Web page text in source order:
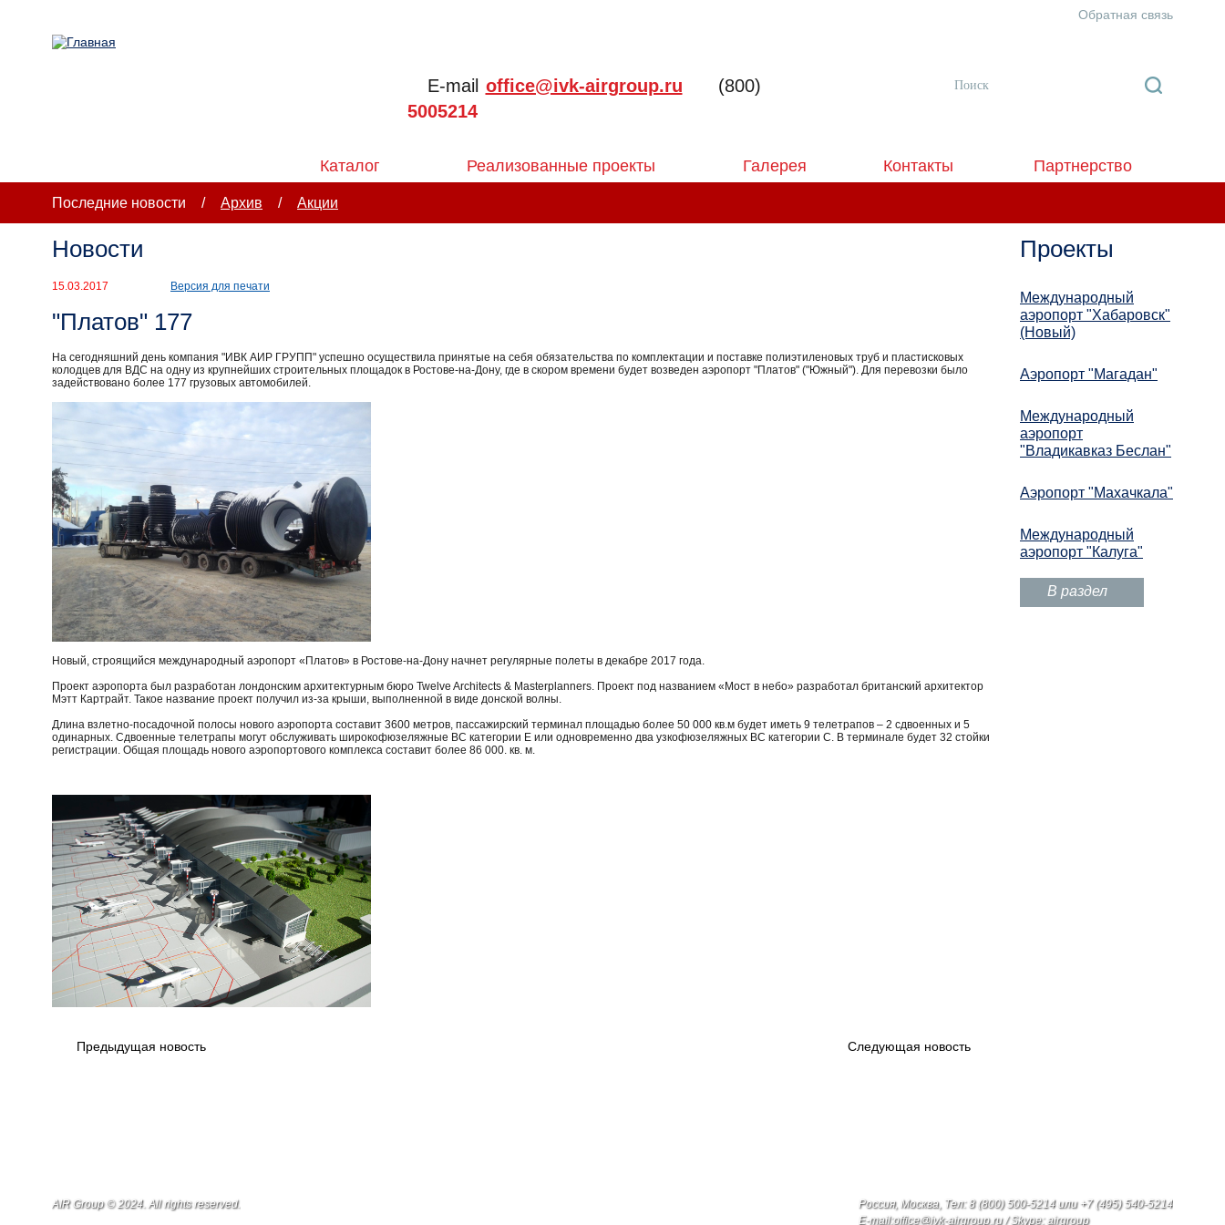
Обратная связь
E-mail office@ivk-airgroup.ru
(800)
5005214
Каталог Реализованные проекты Галерея Контакты Партнерство
Последние новости / Архив / Акции
Новости
15.03.2017 Версия для печати
"Платов" 177
На сегодняшний день компания "ИВК АИР ГРУПП" успешно осуществила принятые на себя обязательства по комплектации и поставке полиэтиленовых труб и плаcтисковых
колодцев для ВДС на одну из крупнейших строительных площадок в Ростове-на-Дону, где в скором времени будет возведен аэропорт "Платов" ("Южный"). Для перевозки было
задействовано более 177 грузовых автомобилей.
Новый, строящийся международный аэропорт «Платов» в Ростове-на-Дону начнет регулярные полеты в декабре 2017 года.
Проект аэропорта был разработан лондонским архитектурным бюро Twelve Architects & Masterplanners. Проект под названием «Мост в небо» разработал британский архитектор
Мэтт Картрайт. Такое название проект получил из-за крыши, выполненной в виде донской волны.
Длина взлетно-посадочной полосы нового аэропорта составит 3600 метров, пассажирский терминал площадью более 50 000 кв.м будет иметь 9 телетрапов – 2 сдвоенных и 5
одинарных. Сдвоенные телетрапы могут обслуживать широкофюзеляжные ВС категории Е или одновременно два узкофюзеляжных ВС категории С. В терминале будет 32 стойки
регистрации. Общая площадь нового аэропортового комплекса составит более 86 000. кв. м.
Предыдущая новость Следующая новость
Проекты
Международный
аэропорт "Хабаровск"
(Новый)
Аэропорт "Магадан"
Международный
аэропорт
"Владикавказ Беслан"
Аэропорт "Махачкала"
Международный
аэропорт "Калуга"
В раздел
AIR Group © 2024. All rights reserved.
Россия, Москва, Тел: 8 (800) 500-5214 или +7 (495) 540-5214
E-mail:office@ivk-airgroup.ru / Skype: airgroup